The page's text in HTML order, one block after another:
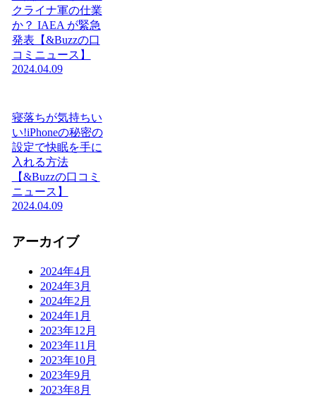
クライナ軍の仕業
か？ IAEA が緊急
発表【&Buzzの口
コミニュース】
2024.04.09
寝落ちが気持ちい
い!iPhoneの秘密の
設定で快眠を手に
入れる方法
【&Buzzの口コミ
ニュース】
2024.04.09
アーカイブ
2024年4月
2024年3月
2024年2月
2024年1月
2023年12月
2023年11月
2023年10月
2023年9月
2023年8月